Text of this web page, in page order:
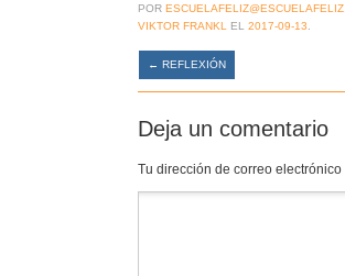
POR
VIKTOR FRANKL
EL 2017-09-13
← REFLEXIÓN
Deja un comentario
Tu dirección de correo